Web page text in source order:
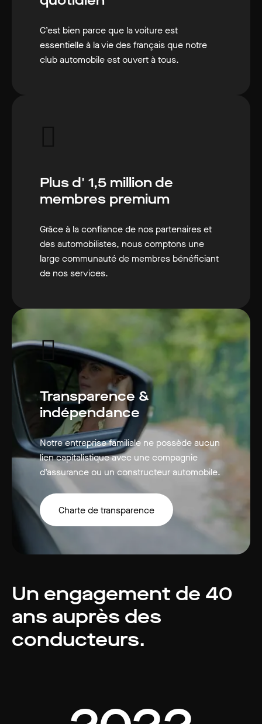
C’est bien parce que la voiture est
essentielle à la vie des français que notre
club automobile est ouvert à tous.
Plus d' 1,5 million de
membres premium
Grâce à la confiance de nos partenaires et
des automobilistes, nous comptons une
large communauté de membres bénéficiant
de nos services.
Transparence &
indépendance
Notre entreprise familiale ne possède aucun
lien capitalistique avec une compagnie
d’assurance ou un constructeur automobile.
Charte de transparence
Un engagement de 40
ans auprès des
conducteurs.